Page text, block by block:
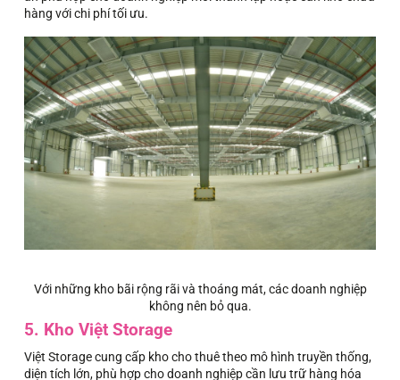
hàng với chi phí tối ưu.
Với những kho bãi rộng rãi và thoáng mát, các doanh nghiệp
không nên bỏ qua.
5. Kho Việt Storage
Việt Storage cung cấp kho cho thuê theo mô hình truyền thống,
diện tích lớn, phù hợp cho doanh nghiệp cần lưu trữ hàng hóa